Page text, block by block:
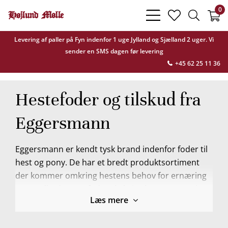
Levering af paller på Fyn indenfor 1 uge Jylland og Sjælland 2 uger. Vi
sender en SMS dagen før levering
+45 62 25 11 36
bars
light
heart
light
search
light
0
Hestefoder og tilskud fra
Eggersmann
Eggersmann er kendt tysk brand indenfor foder til
hest og pony. De har et bredt produktsortiment
der kommer omkring hestens behov for ernæring
mæthed, og indeholde sunde og nærende
Læs mere